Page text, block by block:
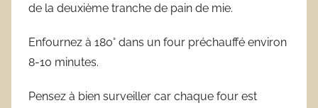
de la deuxième tranche de pain de mie.
Enfournez à 180° dans un four préchauffé environ
8-10 minutes.
Pensez à bien surveiller car chaque four est